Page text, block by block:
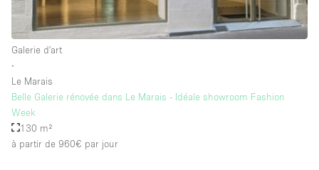
Surface Habitable
Système de sécurité
Toilettes
Éclairage
Galerie d'art
∙
Le Marais
Belle Galerie rénovée dans Le Marais - Idéale showroom Fashion
Week
130 m²
à partir de 960€ par jour